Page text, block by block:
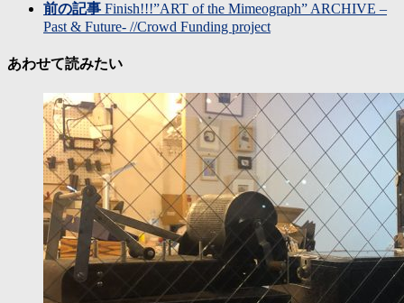
前の記事 Finish!!!”ART of the Mimeograph” ARCHIVE –
Past & Future- //Crowd Funding project
あわせて読みたい